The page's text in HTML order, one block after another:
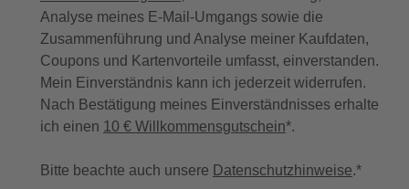
Analyse meines E-Mail-Umgangs sowie die
Zusammenführung und Analyse meiner Kaufdaten,
Coupons und Kartenvorteile umfasst, einverstanden.
Mein Einverständnis kann ich jederzeit widerrufen.
Nach Bestätigung meines Einverständnisses erhalte
ich einen 10 € Willkommensgutschein*.
Bitte beachte auch unsere Datenschutzhinweise.